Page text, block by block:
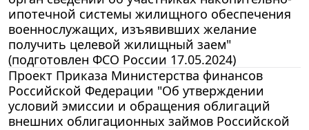
ипотечной системы жилищного обеспечения
военнослужащих, изъявивших желание
получить целевой жилищный заем"
(подготовлен ФСО России 17.05.2024)
Проект Приказа Министерства финансов
Российской Федерации "Об утверждении
условий эмиссии и обращения облигаций
внешних облигационных займов Российской